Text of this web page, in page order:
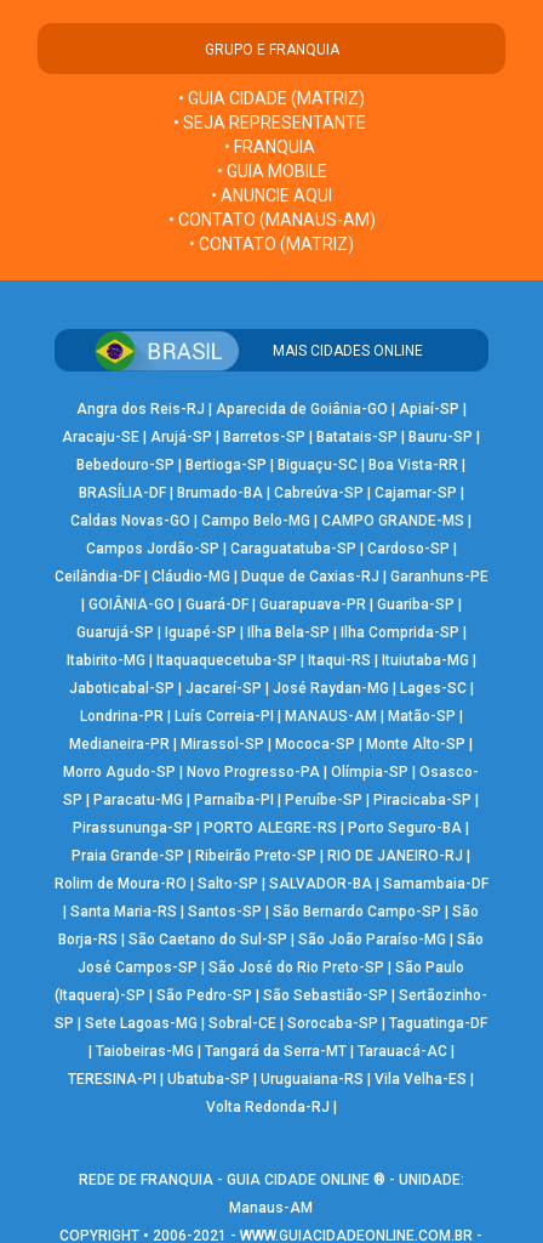
GRUPO E FRANQUIA
• GUIA CIDADE (MATRIZ)
• SEJA REPRESENTANTE
• FRANQUIA
• GUIA MOBILE
• ANUNCIE AQUI
• CONTATO (MANAUS-AM)
• CONTATO (MATRIZ)
MAIS CIDADES ONLINE
Angra dos Reis-RJ Aparecida de Goiânia-GO Apiaí-SP
Aracaju-SE |Arujá-SP Barretos-SP Batatais-SP Bauru-SP
Bebedouro-SP
Bertioga-SP Biguaçu-SC Boa Vista-RR
BRASÍLIA-DF| Brumado-BA| Cabreúva-SP Cajamar-SP
Caldas Novas-GO
|Campo Belo-MG |CAMPO GRANDE-MS
Campos Jordão-SP
Caraguatatuba-SP Cardoso-SP
Ceilândia-DF| Cláudio-MG Duque de Caxias-RJ
Garanhuns-PE
GOIÂNIA-GO Guará-DF| Guarapuava-PR| Guariba-SP
Guarujá-SP
Iguapé-SP Ilha Bela-SP Ilha Comprida-SP
Itabirito-MG
Itaquaquecetuba-SP Itaqui-RS Ituiutaba-MG
Jaboticabal-SP
Jacareí-SP José Raydan-MG Lages-SC|
Londrina-PR| Luís Correia-PI MANAUS-AM Matão-SP
Medianeira-PR
Mirassol-SP Mococa-SP Monte Alto-SP
Morro Agudo-SP
Novo Progresso-PA |Olímpia-SP |Osasco-
SP
Paracatu-MG Parnaíba-PI Peruíbe-SP Piracicaba-SP
Pirassununga-SP
PORTO ALEGRE-RS Porto Seguro-BA
Praia Grande-SP
Ribeirão Preto-SP RIO DE JANEIRO-RJ
Rolim de Moura-RO
Salto-SP SALVADOR-BA| Samambaia-DF
|Santa Maria-RS |Santos-SP |São Bernardo Campo-SP |São
Borja-RS
|São Caetano do Sul-SP |São João Paraíso-MG |São
José Campos-SP
|São José do Rio Preto-SP |São Paulo
(Itaquera)-SP
|São Pedro-SP |São Sebastião-SP |Sertãozinho-
SP
|Sete Lagoas-MG |Sobral-CE |Sorocaba-SP |Taguatinga-DF
Taiobeiras-MG Tangará da Serra-MT| Tarauacá-AC|
TERESINA-PI
|Ubatuba-SP |Uruguaiana-RS |Vila Velha-ES
Volta Redonda-RJ
REDE DE FRANQUIA - GUIA CIDADE ONLINE ® - UNIDADE:
Manaus-AM
COPYRIGHT • 2006-2021 -WWW.GUIACIDADEONLINE.COM.BR -